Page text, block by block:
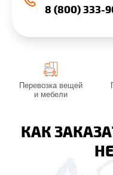
8 (800) 333-
Перевозка вещей
и мебели
КАК